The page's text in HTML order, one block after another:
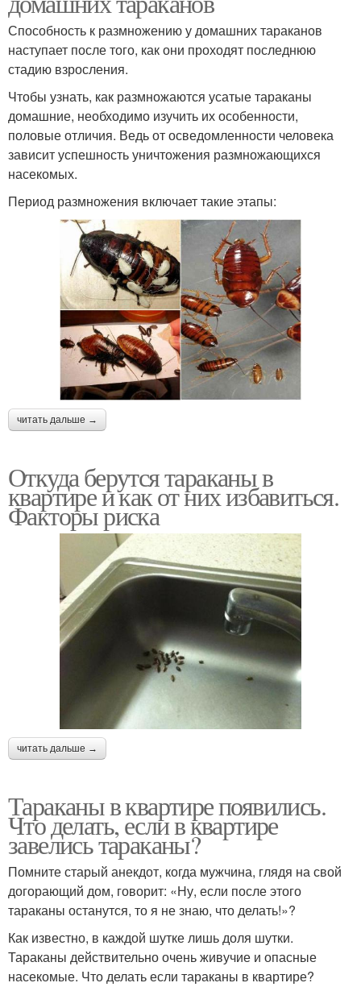
Способность к размножению у домашних тараканов
наступает после того, как они проходят последнюю
стадию взросления.
Чтобы узнать, как размножаются усатые тараканы
домашние, необходимо изучить их особенности,
половые отличия. Ведь от осведомленности человека
зависит успешность уничтожения размножающихся
насекомых.
Период размножения включает такие этапы:
читать дальше →
Откуда берутся тараканы в
квартире и как от них избавиться.
Факторы риска
читать дальше →
Тараканы в квартире появились.
Что делать, если в квартире
завелись тараканы?
Помните старый анекдот, когда мужчина, глядя на свой
догорающий дом, говорит: «Ну, если после этого
тараканы останутся, то я не знаю, что делать!»?
Как известно, в каждой шутке лишь доля шутки.
Тараканы действительно очень живучие и опасные
насекомые. Что делать если тараканы в квартире?